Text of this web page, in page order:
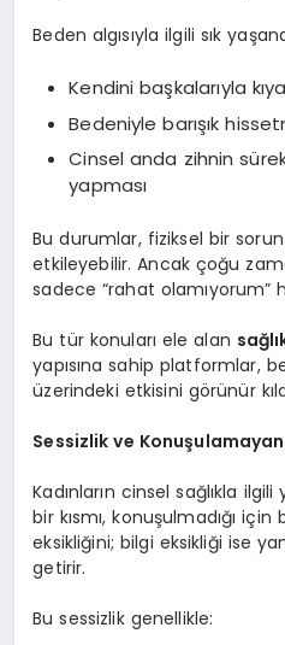
Beden algısıyla ilgili sık
Kendini başkalarıyla
Bedeniyle barışık
Cinsel anda zihnin
yapması
Bu durumlar, fiziksel bir
etkileyebilir. Ancak çoğu
sadece “rahat olamıyorum”
Bu tür konuları ele alan
yapısına sahip platformlar,
üzerindeki etkisini görünür
Sessizlik ve
Kadınların cinsel sağlıkla
bir kısmı, konuşulmadığı için
eksikliğini; bilgi eksikliği ise
getirir.
Bu sessizlik genellikle: